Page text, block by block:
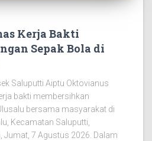
Kerja Bakti
Sepak Bola di
Saluputti Aiptu Oktovianus
bakti membersihkan
bersama masyarakat di
Kecamatan Saluputti,
Jumat, 7 Agustus 2026. Dalam